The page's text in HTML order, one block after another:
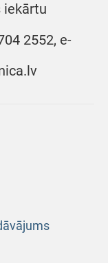
iekārtu
2552, e-